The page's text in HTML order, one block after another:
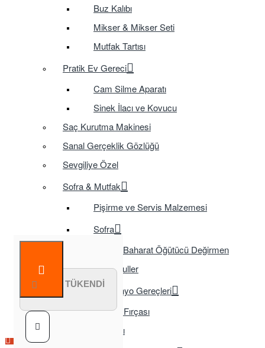
Buz Kalıbı
Mikser & Mikser Seti
Mutfak Tartısı
Pratik Ev Gereci
Cam Silme Aparatı
Sinek İlacı ve Kovucu
Saç Kurutma Makinesi
Sanal Gerçeklik Gözlüğü
Sevgiliye Özel
Sofra & Mutfak
Pişirme ve Servis Malzemesi
Sofra
Baharat Öğütücü Değirmen
Tasarruflu Ampuller
Temizlik ve Banyo Gereçleri
Tuvalet Fırçası
TV Aksesuarları
STOK TÜKENDİ
Çok Satılan Ürün
Çok Satılan Ürün
Çok Satılan Ürün
Çok Satılan Ürün
Çok Satılan Ürün
Çok Satılan Ürün